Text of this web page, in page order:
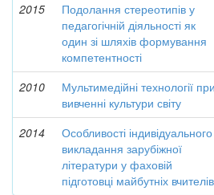
2015
Подолання стереотипів у
педагогічній діяльності як
один зі шляхів формування
компетентності
2010
Мультимедійні технології при
вивченні культури світу
2014
Особливості індивідуального
викладання зарубіжної
літератури у фаховій
підготовці майбутніх вчителів